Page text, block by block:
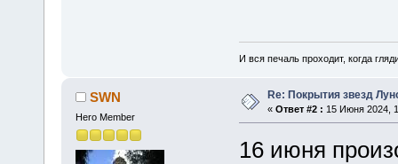
И вся печаль проходит, когда
SWN
Hero Member
Re: Покрытия звезд
« Ответ #2 : 15 Июня 2024,
16 июня